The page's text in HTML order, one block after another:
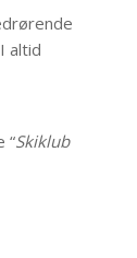
altid
“Skiklub